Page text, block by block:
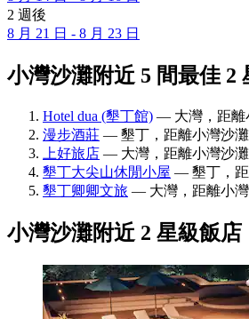
2 週後
8 月 21 日 - 8 月 23 日
小灣沙灘附近 5 間最佳 2
Hotel dua (墾丁館) — 大灣，距離
漫步酒莊 — 墾丁，距離小灣沙灘
上好旅店 — 大灣，距離小灣沙灘
墾丁大尖山休閒小屋 — 墾丁，距
墾丁卿卿文旅 — 大灣，距離小灣
小灣沙灘附近 2 星級飯店